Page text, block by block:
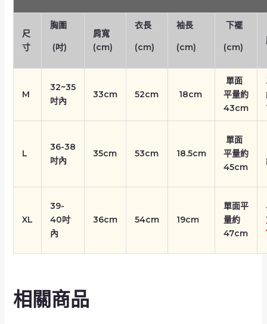
尺
寸
胸圍
(吋)
肩寬
(cm)
衣長
(cm)
袖長
(cm)
下襬
(cm)
M
32~35
吋內
33cm 52cm 18cm
單面
平量約
43cm
L
36-38
吋內
35cm 53cm 18.5cm
單面
平量約
45cm
XL
39-
40吋
內
36cm 54cm 19cm
單面平
量約
47cm
相關商品